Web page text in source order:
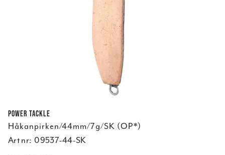
Power Tackle
Håkanpirken/44mm/7g/SK (OP*)
Art nr: 09537-44-SK